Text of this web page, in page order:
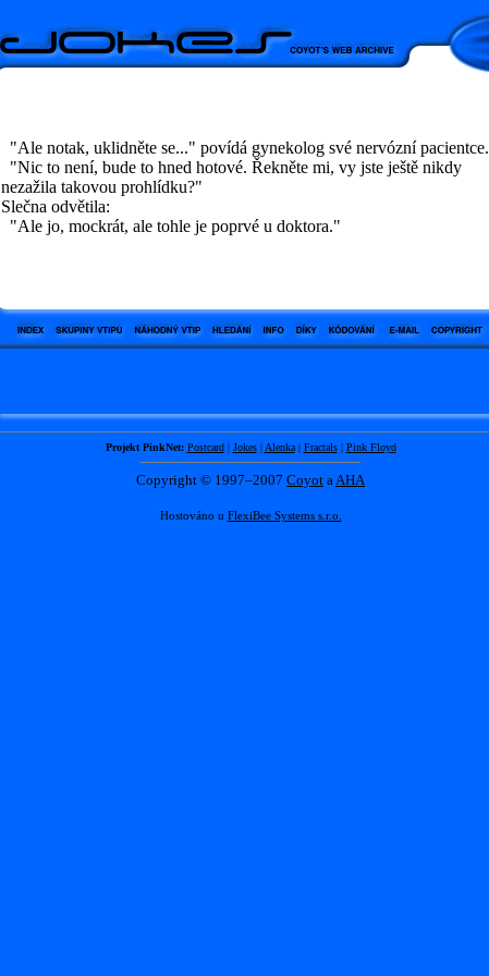
"Ale notak, uklidněte se..." povídá gynekolog své nervózní pacientce.
"Nic to není, bude to hned hotové. Řekněte mi, vy jste ještě nikdy
nezažila takovou prohlídku?"
Slečna odvětila:
"Ale jo, mockrát, ale tohle je poprvé u doktora."
Projekt PinkNet: Postcard| Jokes| Alenka| Fractals| Pink Floyd
Copyright © 1997–2007 Coyot aAHA
Hostováno u FlexiBee Systems s.r.o.